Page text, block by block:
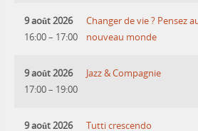
9 août 2026
16:00– 17:00
Changer de vie ? Pensez
nouveau monde
9 août 2026
17:00– 19:00
Jazz & Compagnie
9 août 2026
Tutti crescendo